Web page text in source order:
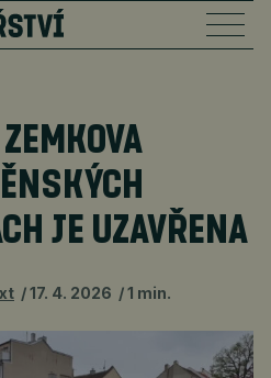
JE UZAVŘENA
17. 4. 2026 1 min.